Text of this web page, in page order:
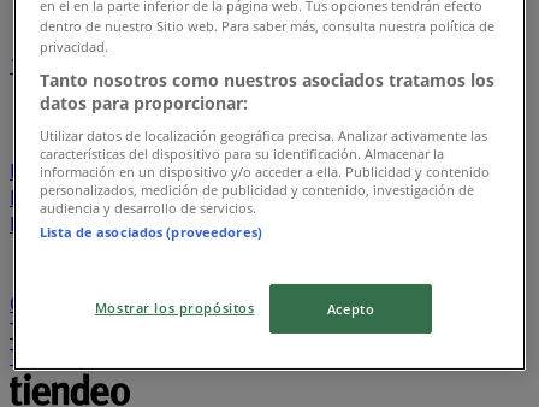
1
26
Davivienda
Tiendas D1 Ara Metro Olímpica
Rebaja
Banco AV Villas Alkosto Éxito
Jumbo
Banco Itaú
Protección Homecenter
Makro
Bancolombia
Ésika Cruz verde
Calzado Romulo
Banco de
Occidente
Ktronix Panamericana
Banco de Bogotá
Tigo
ELA
Droguería la Economía
Totto
en el en la parte inferior de la página web. Tus opciones tendrán efecto
dentro de nuestro Sitio web. Para saber más, consulta nuestra política de
privacidad.
Tanto nosotros como nuestros asociados tratamos los
datos para proporcionar:
Utilizar datos de localización geográfica precisa. Analizar activamente las
características del dispositivo para su identificación. Almacenar la
información en un dispositivo y/o acceder a ella. Publicidad y contenido
personalizados, medición de publicidad y contenido, investigación de
audiencia y desarrollo de servicios.
Lista de asociados (proveedores)
Mostrar los propósitos Acepto